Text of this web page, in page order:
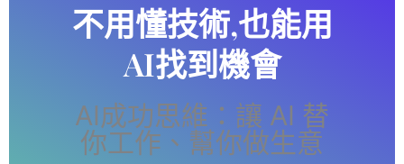
不用懂技術,也能用
AI找到機會
AI成功思維：讓 AI 替
你工作、幫你做生意